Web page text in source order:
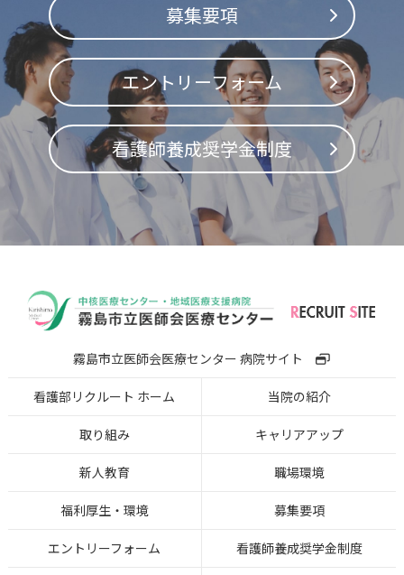
募集要項
エントリーフォーム
看護師養成奨学金制度
霧島市立医師会医療センター 病院サイト
看護部リクルート ホーム 当院の紹介
取り組み キャリアアップ
新人教育 職場環境
福利厚生・環境 募集要項
エントリーフォーム 看護師養成奨学金制度